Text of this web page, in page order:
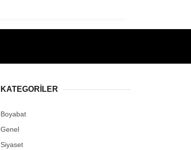
KATEGORILER
Boyabat
Genel
Siyaset